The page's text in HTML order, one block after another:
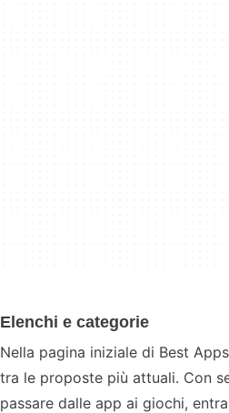
Elenchi e categorie
Nella pagina iniziale di Best
tra le proposte più attuali. Con
passare dalle app ai giochi,